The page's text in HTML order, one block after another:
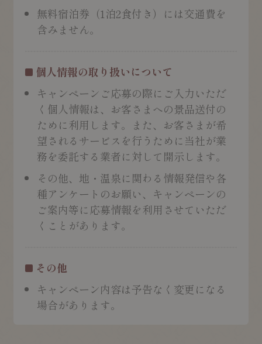
無料宿泊券（1泊2食付き）には交通費を
含みません。
個人情報の取り扱いについて
キャンペーンご応募の際にご入力いただ
く個人情報は、お客さまへの景品送付の
ために利用します。また、お客さまが希
望されるサービスを行うために当社が業
務を委託する業者に対して開示します。
その他、地・温泉に関わる情報発信や各
種アンケートのお願い、キャンペーンの
ご案内等に応募情報を利用させていただ
くことがあります。
その他
キャンペーン内容は予告なく変更になる
場合があります。